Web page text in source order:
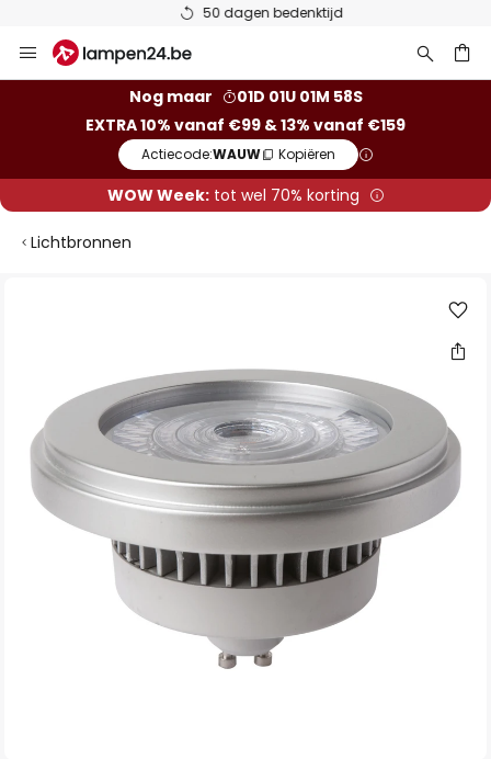
50 dagen bedenktijd
naar
Nog maar
01D 01U 01M 58S
EXTRA 10% vanaf €99 & 13% vanaf €159
Actiecode:WAUW Kopiëren
WOW Week:tot wel 70% korting
Lichtbronnen
afbeeldingen-
gallerij